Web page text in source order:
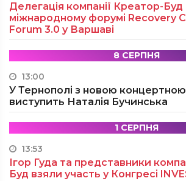
Делегація компанії Креатор-Буд
міжнародному форумі Recovery
Forum 3.0 у Варшаві
8 СЕРПНЯ
13:00
У Тернополі з новою
виступить Наталія Бучинська
1 СЕРПНЯ
13:53
Ігор Гуда та представники
Буд взяли участь у Конгресі